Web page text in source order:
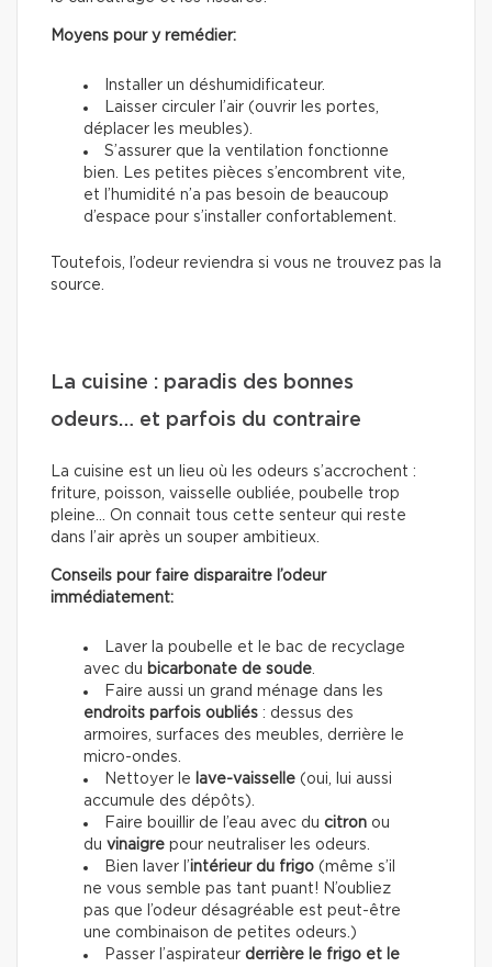
Moyens pour y remédier:
Installer un déshumidificateur.
Laisser circuler l’air (ouvrir les portes,
déplacer les meubles).
S’assurer que la ventilation fonctionne
bien. Les petites pièces s’encombrent vite,
et l’humidité n’a pas besoin de beaucoup
d’espace pour s’installer confortablement.
Toutefois, l’odeur reviendra si vous ne trouvez pas la
source.
La cuisine : paradis des bonnes
odeurs… et parfois du contraire
La cuisine est un lieu où les odeurs s’accrochent :
friture, poisson, vaisselle oubliée, poubelle trop
pleine… On connait tous cette senteur qui reste
dans l’air après un souper ambitieux.
Conseils pour faire disparaitre l’odeur
immédiatement:
Laver la poubelle et le bac de recyclage
avec du bicarbonate de soude.
Faire aussi un grand ménage dans les
endroits parfois oubliés : dessus des
armoires, surfaces des meubles, derrière le
micro-ondes.
Nettoyer le
lave-vaisselle (oui, lui aussi
accumule des dépôts).
Faire bouillir de l’eau avec du citron ou
du vinaigre pour neutraliser les odeurs.
Bien laver l’intérieur du frigo (même s’il
ne vous semble pas tant puant! N’oubliez
pas que l’odeur désagréable est peut-être
une combinaison de petites odeurs.)
Passer l’aspirateur derrière le frigo et le